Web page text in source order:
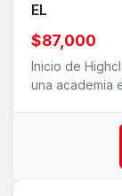
EL
$87,000
Inicio de
una academia